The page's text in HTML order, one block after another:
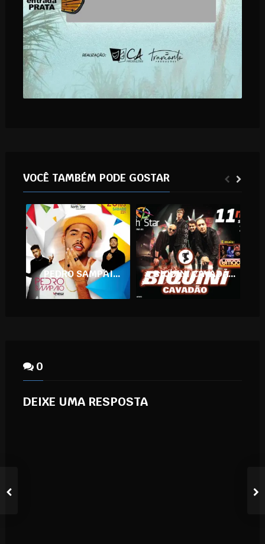
VOCÊ TAMBÉM PODE GOSTAR
PEDRO SAMPAIO NA ARENA NORTH STAR BIQUINI CAVADÃO + BANDA UMADOSE
0
DEIXE UMA RESPOSTA